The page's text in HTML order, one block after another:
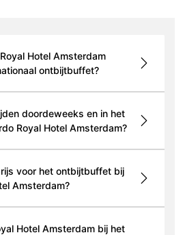
Hotel Amsterdam
ontbijtbuffet?
doordeweeks en in het
Royal Hotel Amsterdam?
voor het ontbijtbuffet bij
Amsterdam?
Hotel Amsterdam bij het